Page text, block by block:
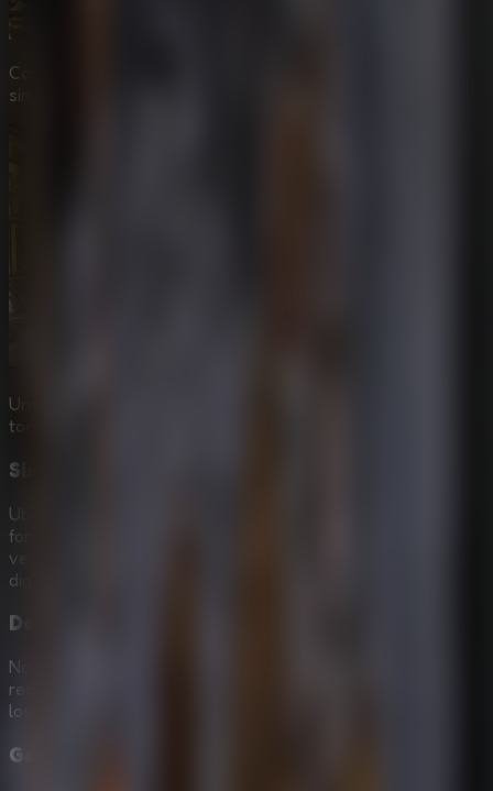
Comprueba todos los apartados secretos de la oscuridad
sin fallar en tu intento online.
Une la sabiduría entre varios participantes resolviendo
todos los mecanismos del infierno fantasmal.
Sistema Innovador de Recompensas
Ubica esas 45 valiosas e intrincadas preseas ocultas tras
formidables combinaciones o acertijos espaciales; es el
verdadero gancho de este espectacular juego en formato
digital.
Despido de Habitantes Oscuros
No te quedará de otra más que buscar la iluminación para
rechazar agresivas almas errantes bloqueadoras usando
los saberes lógicos correctos y tus útiles acumulados.
Genial Dificultad Creciente